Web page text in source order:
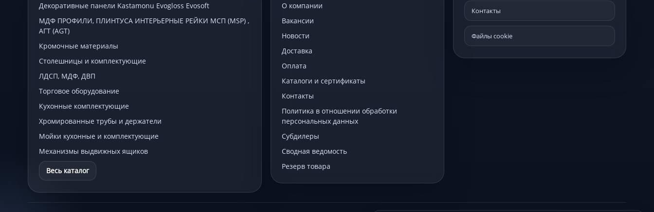
Декоративные панели Kastamonu Evogloss Evosoft
МДФ ПРОФИЛИ, ПЛИНТУСА ИНТЕРЬЕРНЫЕ РЕЙКИ МСП (MSP) ,
АГТ (AGT)
Кромочные материалы
Столешницы и комплектующие
ЛДСП, МДФ, ДВП
Торговое оборудование
Кухонные комплектующие
Хромированные трубы и держатели
Мойки кухонные и комплектующие
Механизмы выдвижных ящиков
Весь каталог
О компании
Вакансии
Новости
Доставка
Оплата
Каталоги и сертификаты
Контакты
Политика в отношении обработки
персональных данных
Субдилеры
Сводная ведомость
Резерв товара
Контакты
Файлы cookie